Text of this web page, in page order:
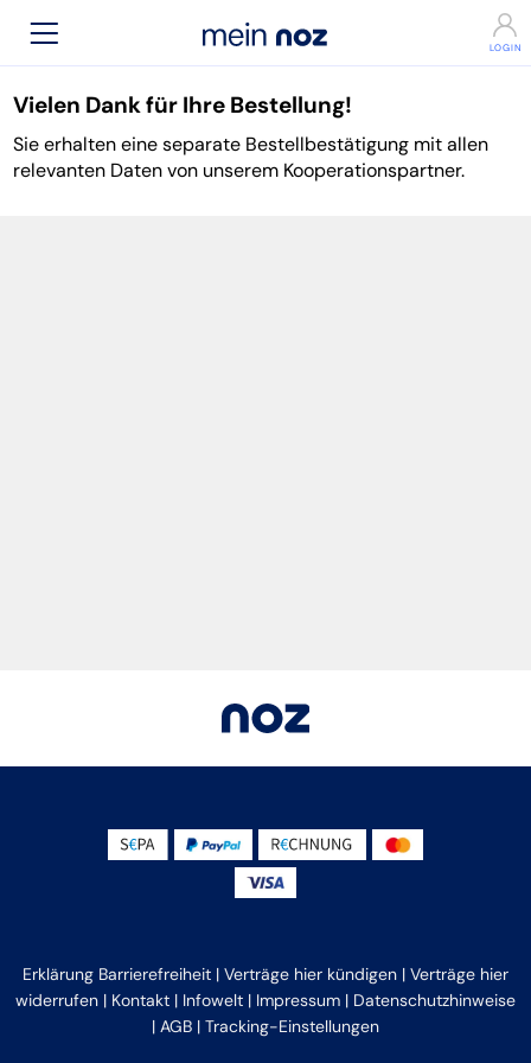
Vielen Dank für Ihre Bestellung!
Sie erhalten eine separate Bestellbestätigung mit allen
relevanten Daten von unserem Kooperationspartner.
Erklärung Barrierefreiheit | Verträge hier kündigen | Verträge hier
widerrufen | Kontakt | Infowelt | Impressum | Datenschutzhinweise
| AGB | Tracking-Einstellungen